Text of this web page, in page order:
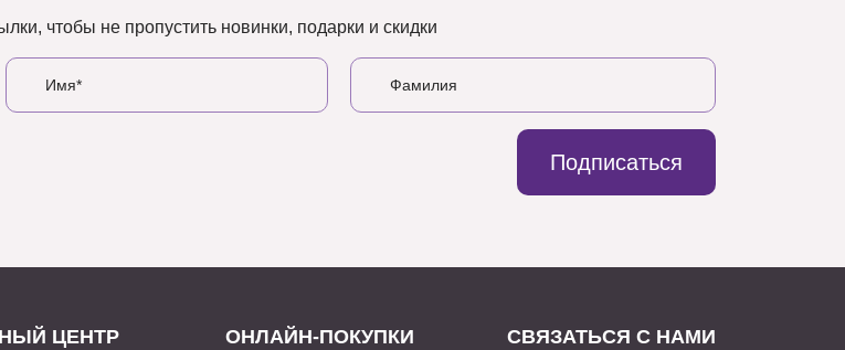
чтобы не пропустить новинки, подарки и скидки
Подписаться
ЦЕНТР ОНЛАЙН-ПОКУПКИ СВЯЗАТЬСЯ С НАМИ